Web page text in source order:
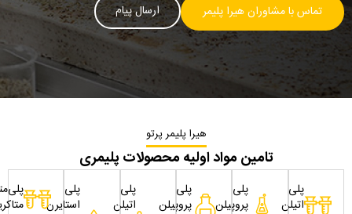
تماس با مشاوران هیرا پلیمر ارسال پیام
هیرا پلیمر پرتو
تامین مواد اولیه محصولات پلیمری
پلی
اتیلن
پلی
پروپیلن
پلی
پروپیلن
پلی
اتیلن
پلی
استایرن